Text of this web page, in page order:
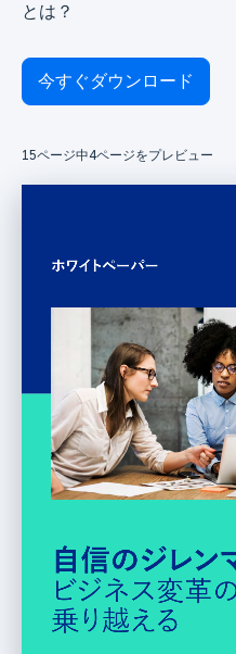
とは？
今すぐダウンロード
15ページ中4ページをプレビュー